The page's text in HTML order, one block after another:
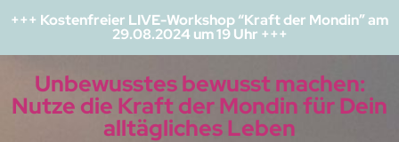
+++ Kostenfreier LIVE-Workshop “Kraft der Mondin” am
29.08.2024 um 19 Uhr +++
Unbewusstes bewusst machen:
Nutze die Kraft der Mondin für Dein
alltägliches Leben